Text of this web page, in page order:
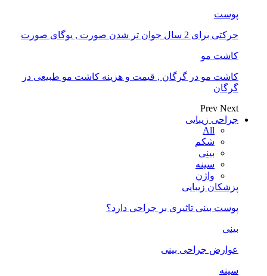
پوست
حرکتی برای 2 سال جوان تر شدن صورت , یوگای صورت
کاشت مو
کاشت مو در گرگان , قیمت و هزینه کاشت مو طبیعی در
گرگان
Prev Next
جراحی زیبایی
All
شکم
بینی
سینه
واژن
پزشکان زیبایی
پوست بینی تاثیری بر جراحی دارد؟
بینی
عوارض جراحی بینی
سینه